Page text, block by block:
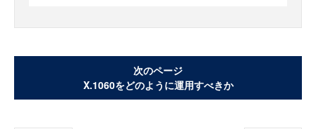
次のページ
X.1060をどのように運用すべきか